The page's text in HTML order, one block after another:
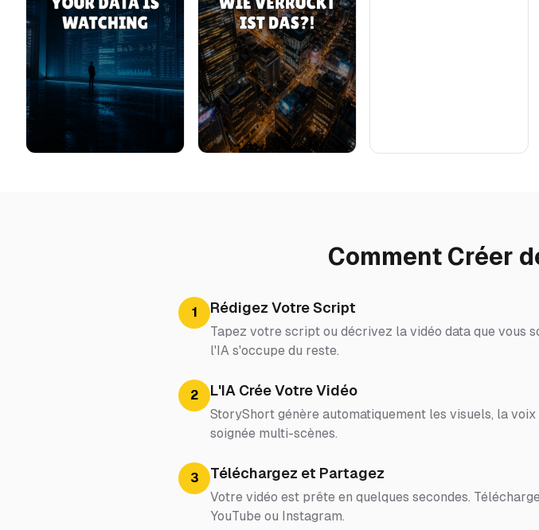
Comment Créer
1 Rédigez Votre Script
Tapez votre script ou décrivez la vidéo data que vous
l'IA s'occupe du reste.
2 L'IA Crée Votre Vidéo
StoryShort génère automatiquement les visuels, la
soignée multi-scènes.
3 Téléchargez et Partagez
Votre vidéo est prête en quelques secondes.
YouTube ou Instagram.